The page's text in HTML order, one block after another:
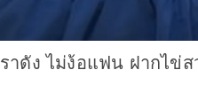
าดัง ไม่ง้อแฟน ฝากไข่